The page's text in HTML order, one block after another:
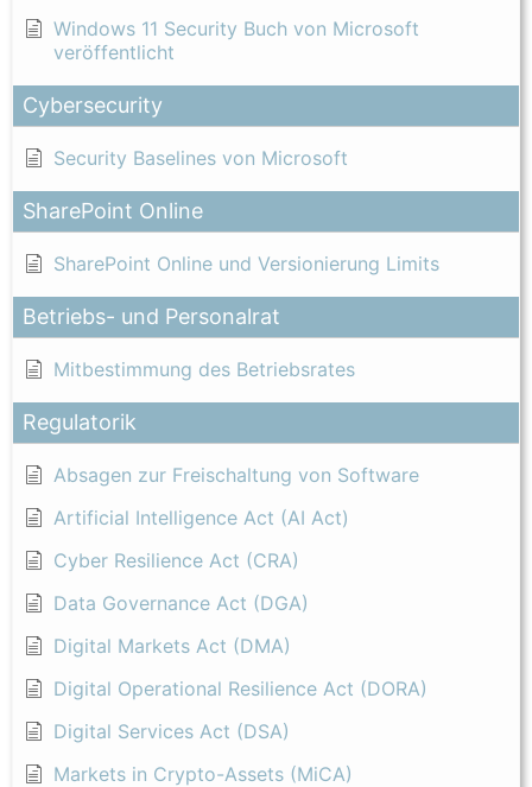
Windows 11 Security Buch von Microsoft
veröffentlicht
Cybersecurity
Security Baselines von Microsoft
SharePoint Online
SharePoint Online und Versionierung Limits
Betriebs- und Personalrat
Mitbestimmung des Betriebsrates
Regulatorik
Absagen zur Freischaltung von Software
Artificial Intelligence Act (AI Act)
Cyber Resilience Act (CRA)
Data Governance Act (DGA)
Digital Markets Act (DMA)
Digital Operational Resilience Act (DORA)
Digital Services Act (DSA)
Markets in Crypto-Assets (MiCA)